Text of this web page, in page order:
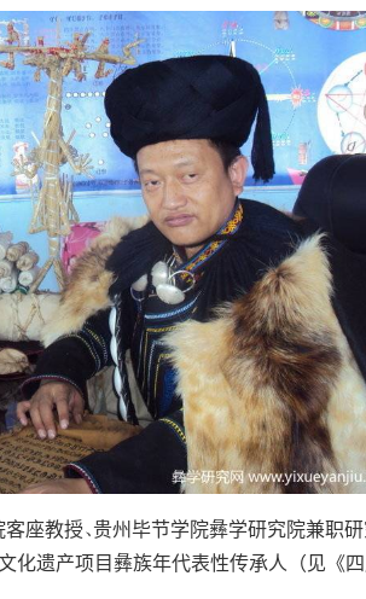
客座教授、贵州毕节学院彝学研究院兼
化遗产项目彝族年代表性传承人
（见《